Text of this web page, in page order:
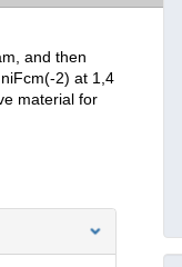
and then
2) at 1,4
material for